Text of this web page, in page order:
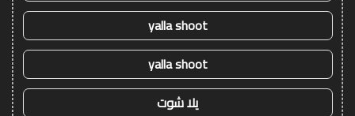
yalla shoot
yalla shoot
يلا شوت